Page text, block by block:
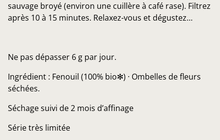
sauvage broyé (environ une cuillère à café rase). Filtrez
après 10 à 15 minutes. Relaxez-vous et dégustez…
Ne pas dépasser 6 g par jour.
Ingrédient : Fenouil (100% bio✻) · Ombelles de fleurs
séchées.
Séchage suivi de 2 mois d’affinage
Série très limitée